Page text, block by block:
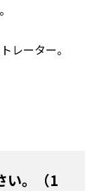
レーター。
い。（1